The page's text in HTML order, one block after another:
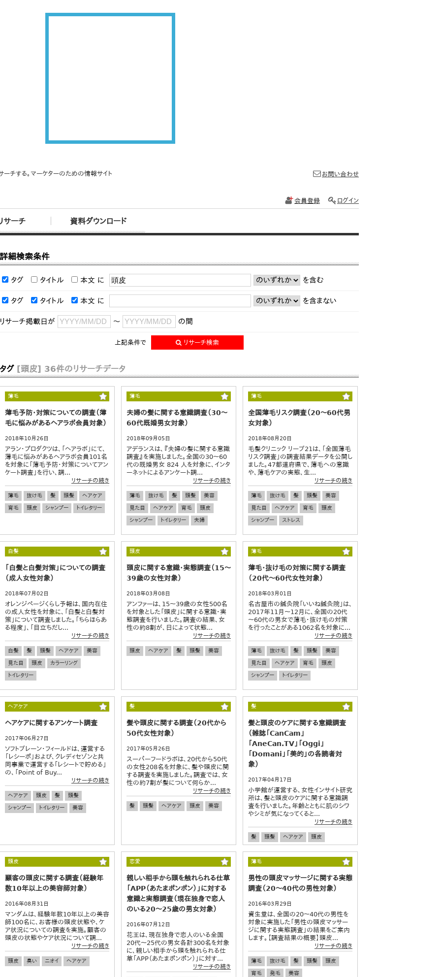
ーチする。マーケターのための情報サイト
サーチ 資料ダウンロード
お問い合わせ
会員登録 ログイン
詳細検索条件
タグ タイトル 本文 に を含む
タグ タイトル 本文 に を含まない
リサーチ掲載日が ～ の間
上記条件で リサーチ検索
タグ [頭皮] 36件のリサーチデータ
薄毛
薄毛予防・対策についての調査（薄
毛に悩みがあるヘアラボ会員対象）
2018年10月26日
アラン・プロダクツは、「ヘアラボ」にて、
薄毛に悩みがあるヘアラボ会員101名
を対象に「薄毛予防・対策についてアン
ケート調査」を行い、調...
リサーチの続き
薄毛 抜け毛 髪 頭髪
ヘアケア
育毛
頭皮 シャンプー トイレタリー
薄毛
夫婦の髪に関する意識調査（30～
60代既婚男女対象）
2018年09月05日
アデランスは、『夫婦の髪に関する意識
調査』を実施しました。全国の30～60
代の既婚男女 824 人を対象に、インタ
ーネットによるアンケート調...
リサーチの続き
薄毛 抜け毛 髪 頭髪
美容
見た目
ヘアケア 育毛
頭皮
シャンプー
トイレタリー 夫婦
薄毛
全国薄毛リスク調査（20～60代男
女対象）
2018年08月20日
毛髪クリニック リーブ21は、「全国薄毛
リスク調査」の調査結果データを公開し
ました。47都道府県で、薄毛への意識
や、薄毛ケアの実態、生...
リサーチの続き
薄毛 抜け毛 髪 頭髪
美容
見た目
ヘアケア 育毛
頭皮
シャンプー
ストレス
白髪
「白髪と白髪対策」についての調査
（成人女性対象）
2018年07月02日
オレンジページくらし予報は、国内在住
の成人女性を対象に、「白髪と白髪対
策」について調査しました。「ちらほらあ
る程度」、「目立ちだし...
リサーチの続き
白髪 髪 頭髪 ヘアケア
美容
見た目
頭皮
カラーリング
トイレタリー
頭皮
頭皮に関する意識・実態調査（15～
39歳の女性対象）
2018年03月08日
アンファーは、15～39歳の女性500名
を対象とした「頭皮」に関する意識・実
態調査を行いました。調査の結果、女
性の約8割が、日によって状態...
リサーチの続き
頭皮 ヘアケア 髪 頭髪 美容
薄毛
薄毛・抜け毛の対策に関する調査
（20代～60代女性対象）
2018年03月01日
名古屋市の鍼灸院「いいね鍼灸院」は、
2017年11月～12月に、全国の20代
～60代の男女で薄毛・抜け毛の対策
を行ったことがある1062名を対象に...
リサーチの続き
薄毛 抜け毛 髪 頭髪
美容
見た目
ヘアケア 育毛
頭皮
シャンプー
トイレタリー
ヘアケア
ヘアケアに関するアンケート調査
2017年06月27日
ソフトブレーン・フィールドは、運営する
「レシーポ」および、クレディセゾンと共
同事業で運営する「レシートで貯める」
の、「Point of Buy...
リサーチの続き
ヘアケア 頭皮 髪
頭髪
シャンプー
トイレタリー 美容
髪
髪や頭皮に関する調査（20代から
50代女性対象）
2017年05月26日
スーパーフードラボは、20代から50代
の女性208名を対象に、髪や頭皮に関
する調査を実施しました。調査では、女
性の約7割が髪について何らか...
リサーチの続き
髪 頭髪 ヘアケア 頭皮 美容
髪
髪と頭皮のケアに関する意識調査
（雑誌「CanCam」
「AneCan.TV」「Oggi」
「Domani」「美的」の各読者対
象）
2017年04月17日
小学館が運営する、女性インサイト研究
所は、髪と頭皮のケアに関する意識調
査を行いました。年齢とともに肌のシワ
やシミが気になってくると...
リサーチの続き
髪 頭髪 ヘアケア
頭皮
頭皮
顧客の頭皮に関する調査（経験年
数10年以上の美容師対象）
2016年08月31日
マンダムは、経験年数10年以上の美容
師100名に、お客様の頭皮状態や、ケ
ア状況についての調査を実施。顧客の
頭皮の状態やケア状況について調...
リサーチの続き
頭皮 臭い ニオイ ヘアケア
恋愛
親しい相手から頭を触れられる仕草
「APP（あたまポンポン）」に対する
意識と実態調査（現在独身で恋人
のいる20～25歳の男女対象）
2016年07月12日
花王は、現在独身で恋人のいる全国
20代～25代の男女各計300名を対象
に、親しい相手から頭を触れられる仕
草「APP（あたまポンポン）」に対す...
リサーチの続き
薄毛
男性の頭皮マッサージに関する実態
調査（20～40代の男性対象）
2016年03月29日
資生堂は、全国の20～40代の男性を
対象に実施した「男性の頭皮マッサー
ジに関する実態調査」の結果をご案内
します。【調査結果の概要】頭皮...
リサーチの続き
薄毛 抜け毛 髪 頭髪
頭皮
育毛
発毛 美容